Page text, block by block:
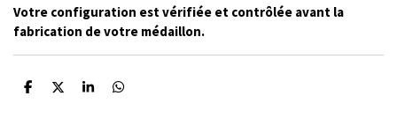
Votre configuration est vérifiée et contrôlée avant la
fabrication de votre médaillon.
P
P
P
P